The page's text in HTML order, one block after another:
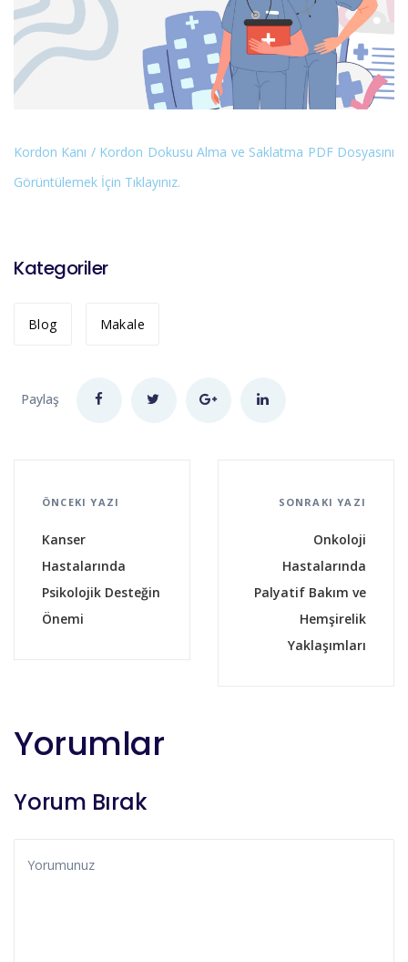
Kordon Kanı / Kordon Dokusu Alma ve Saklatma PDF Dosyasını
Görüntülemek İçin Tıklayınız.
Kategoriler
Blog Makale
Paylaş
ÖNCEKI YAZI
Kanser
Hastalarında
Psikolojik Desteğin
Önemi
SONRAKI YAZI
Onkoloji
Hastalarında
Palyatif Bakım ve
Hemşirelik
Yaklaşımları
Yorumlar
Yorum Bırak